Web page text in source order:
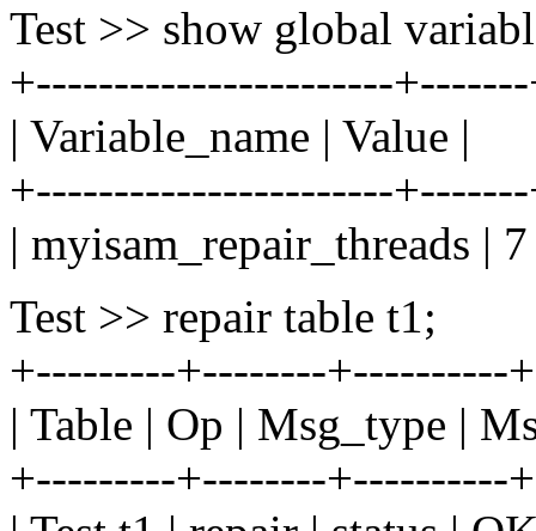
Test >> show global
+-----------------------
| Variable_name | Value |
+-----------------------
| myisam_repair_threads |
Test >> repair table t1;
+---------+--------+----------
| Table | Op | Msg_type |
+---------+--------+----------